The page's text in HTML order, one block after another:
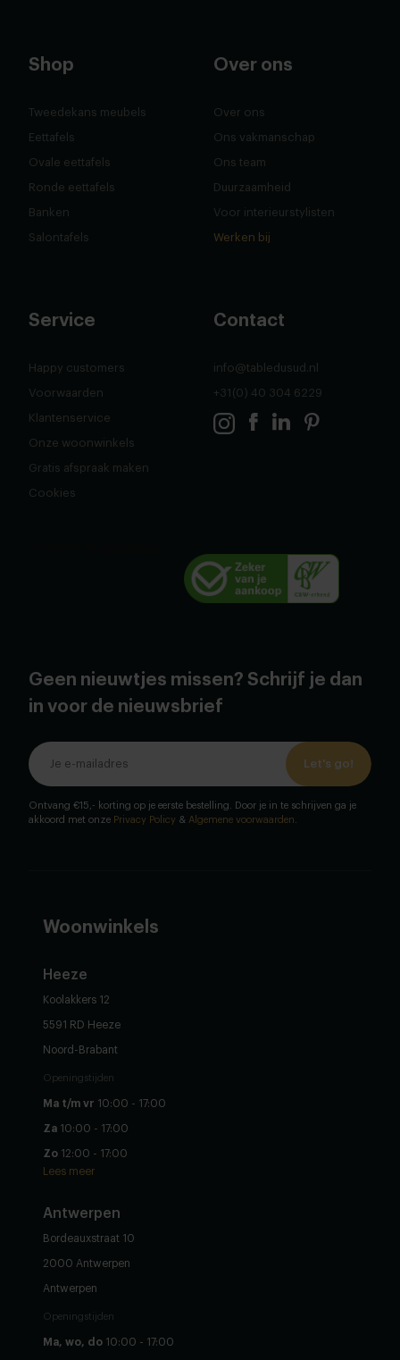
Shop
Tweedekans meubels
Eettafels
Ovale eettafels
Ronde eettafels
Banken
Salontafels
Over ons
Over ons
Ons vakmanschap
Ons team
Duurzaamheid
Voor interieurstylisten
Werken bij
Service
Happy customers
Voorwaarden
Klantenservice
Onze woonwinkels
Gratis afspraak maken
Cookies
Contact
info@tabledusud.nl
+31(0) 40 304 6229
Geen nieuwtjes missen? Schrijf je dan
in voor de nieuwsbrief
Let's go!
Ontvang €15,- korting op je eerste bestelling. Door je in te schrijven ga je
akkoord met onze Privacy Policy & Algemene voorwaarden
Woonwinkels
Heeze
Koolakkers 12
5591 RD Heeze
Noord-Brabant
Openingstijden
Ma t/m vr 10:00 - 17:00
Za 10:00 - 17:00
Zo 12:00 - 17:00
Lees meer
Antwerpen
Bordeauxstraat 10
2000 Antwerpen
Antwerpen
Openingstijden
Ma, wo, do 10:00 - 17:00